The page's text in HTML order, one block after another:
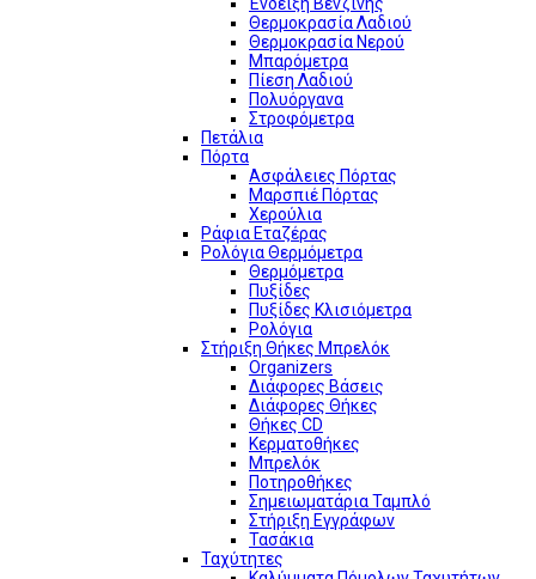
Θερμοκρασία Λαδιού
Θερμοκρασία Νερού
Μπαρόμετρα
Πίεση Λαδιού
Πολυόργανα
Στροφόμετρα
Πετάλια
Πόρτα
Ασφάλειες Πόρτας
Μαρσπιέ Πόρτας
Χερούλια
Ράφια Εταζέρας
Ρολόγια Θερμόμετρα
Θερμόμετρα
Πυξίδες
Πυξίδες Κλισιόμετρα
Ρολόγια
Στήριξη Θήκες Μπρελόκ
Organizers
Διάφορες Βάσεις
Διάφορες Θήκες
Θήκες CD
Κερματοθήκες
Μπρελόκ
Ποτηροθήκες
Σημειωματάρια Ταμπλό
Στήριξη Εγγράφων
Τασάκια
Ταχύτητες